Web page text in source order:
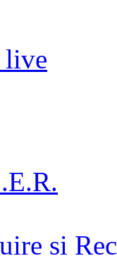
live
si